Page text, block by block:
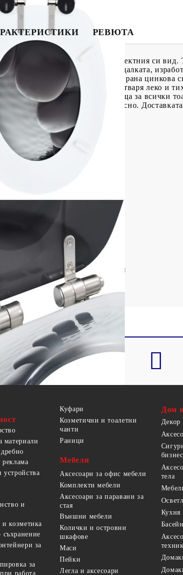
РЕВЮТА
акцент във всяка баня с ефектния си
издръжлива. Капакът и седалката,
от изключително здрава, хромирана цинкова
ѝ позволява да се затваря и отваря леко и
тоалетна седалка е подходяща за всички
Тя се монтира и почиства лесно.
МДФ
цинкова сплав
cм (Д x Ш)
се регулира от 12 до 20 см
стандартни тоалетни чинии
седалки с капаци
материали
и
козметика
за
за
работа
Куфари
Козметични и тоалетни
чанти
Раници
Мебели
Аксесоари за офис мебели
Комплекти мебели
Аксесоари за паравани за
стая
Външни мебели
Колички и островни
шкафове
Маси
Пейки
Легла и аксесоари
Дом
Декор
тела
Кухня